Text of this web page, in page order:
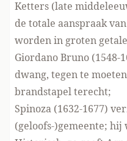
Ketters (late
de totale aanspraak
worden in groten
Giordano Bruno (1548-
dwang, tegen te
brandstapel terecht;
Spinoza (1632-1677)
(geloofs-)gemeente;